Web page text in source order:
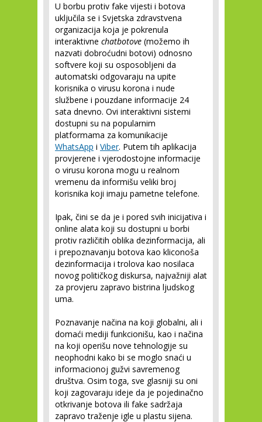
U borbu protiv fake vijesti i botova
uključila se i Svjetska zdravstvena
organizacija koja je pokrenula
interaktivne chatbotove (možemo ih
nazvati dobroćudni botovi) odnosno
softvere koji su osposobljeni da
automatski odgovaraju na upite
korisnika o virusu korona i nude
službene i pouzdane informacije 24
sata dnevno. Ovi interaktivni sistemi
dostupni su na popularnim
platformama za komunikacije
WhatsApp i Viber. Putem tih aplikacija
provjerene i vjerodostojne informacije
o virusu korona mogu u realnom
vremenu da informišu veliki broj
korisnika koji imaju pametne telefone.
Ipak, čini se da je i pored svih inicijativa i
online alata koji su dostupni u borbi
protiv različitih oblika dezinformacija, ali
i prepoznavanju botova kao kliconoša
dezinformacija i trolova kao nosilaca
novog političkog diskursa, najvažniji alat
za provjeru zapravo bistrina ljudskog
uma.
Poznavanje načina na koji globalni, ali i
domaći mediji funkcionišu, kao i načina
na koji operišu nove tehnologije su
neophodni kako bi se moglo snaći u
informacionoj gužvi savremenog
društva. Osim toga, sve glasniji su oni
koji zagovaraju ideje da je pojedinačno
otkrivanje botova ili fake sadržaja
zapravo traženje igle u plastu sijena.